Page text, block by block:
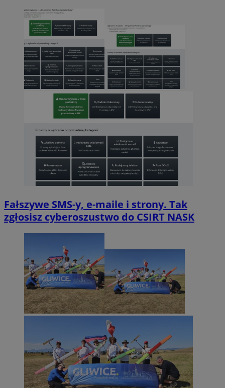
Fałszywe SMS-y, e-maile i strony. Tak
zgłosisz cyberoszustwo do CSIRT NASK